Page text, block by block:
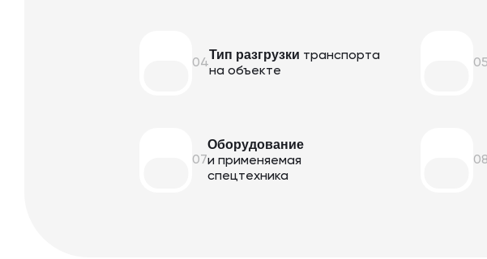
04
Тип разгрузки транспорта
на объекте
05
07
Оборудование
и применяемая
спецтехника
08